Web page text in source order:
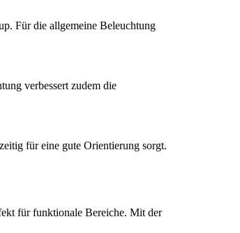
Für die allgemeine Beleuchtung
verbessert zudem die
für eine gute Orientierung sorgt.
für funktionale Bereiche. Mit der